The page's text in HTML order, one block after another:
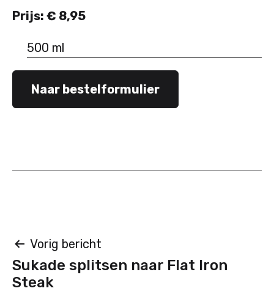
Prijs: € 8,95
500 ml
Naar bestelformulier
Bericht
navigatie
Vorig bericht
Sukade splitsen naar Flat Iron
Steak